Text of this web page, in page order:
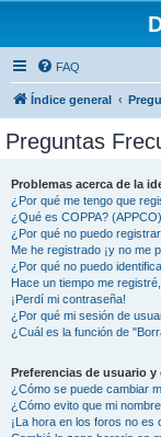
FAQ
Índice general
Preguntas
Problemas acerca de la
¿Por qué me tengo que
¿Qué es COPPA? (APPCO)
¿Por qué no puedo
Me he registrado ¡y no me
¿Por qué no puedo
Hace un tiempo me
¡Perdí mi contraseña!
¿Por qué mi sesión de
¿Cuál es la función de
Preferencias de usuario
¿Cómo se puede cambiar
¿Cómo evito que mi
¡La hora en los foros no es